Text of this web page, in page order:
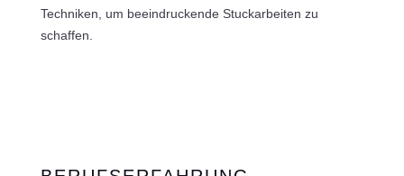
Techniken, um beeindruckende Stuckarbeiten zu
schaffen.